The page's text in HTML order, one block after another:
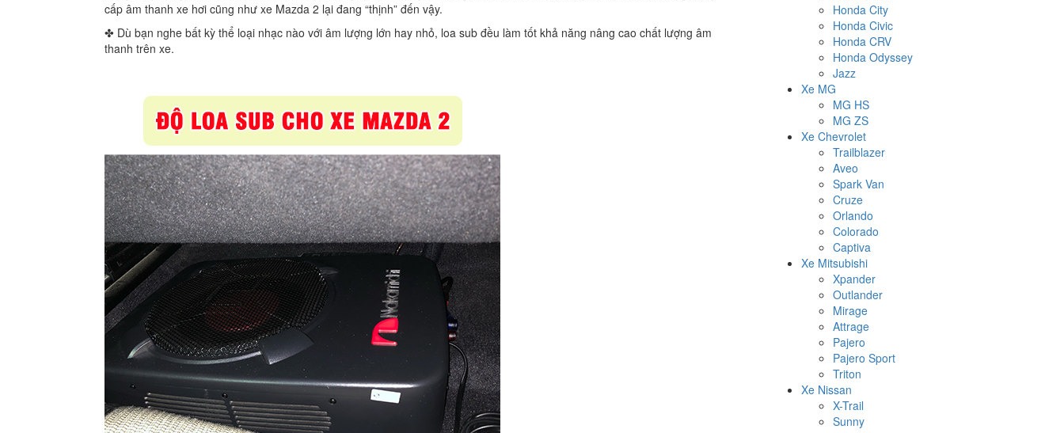
cấp âm thanh xe hơi cũng như xe Mazda 2 lại đang “thịnh” đến vậy.
✤ Dù bạn nghe bất kỳ thể loại nhạc nào với âm lượng lớn hay nhỏ, loa sub đều làm tốt khả năng nâng cao chất lượng âm
thanh trên xe.
Honda City
Honda Civic
Honda CRV
Honda Odyssey
Jazz
Xe MG
MG HS
MG ZS
Xe Chevrolet
Trailblazer
Aveo
Spark Van
Cruze
Orlando
Colorado
Captiva
Xe Mitsubishi
Xpander
Outlander
Mirage
Attrage
Pajero
Pajero Sport
Triton
Xe Nissan
X-Trail
Sunny